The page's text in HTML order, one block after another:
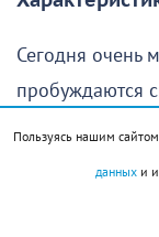
Сегодня очень
пробуждаются
созиданию, а в
день хорошо
больших дел. В
проводили
Пользуясь нашим
данныхи